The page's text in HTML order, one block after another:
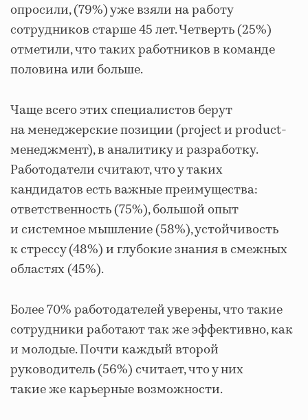
опросили, (79%) уже взяли на работу
сотрудников старше 45 лет. Четверть (25%)
отметили, что таких работников в команде
половина или больше.
Чаще всего этих специалистов берут
на менеджерские позиции (project и product-
менеджмент), в аналитику и разработку.
Работодатели считают, что у таких
кандидатов есть важные преимущества:
ответственность (75%), большой опыт
и системное мышление (58%), устойчивость
к стрессу (48%) и глубокие знания в смежных
областях (45%).
Более 70% работодателей уверены, что такие
сотрудники работают так же эффективно, как
и молодые. Почти каждый второй
руководитель (56%) считает, что у них
такие же карьерные возможности.